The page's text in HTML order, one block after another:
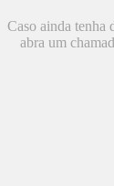
Caso ainda tenha
abra um